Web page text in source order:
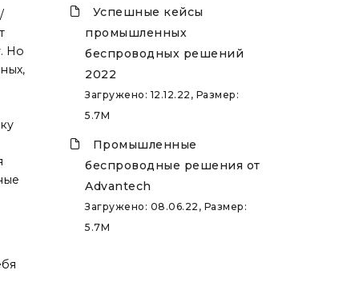
Но
Успешные кейсы
промышленных
беспроводных решений
2022
Загружено: 12.12.22, Размер:
5.7M
Промышленные
беспроводные решения от
Advantech
Загружено: 08.06.22, Размер:
5.7M